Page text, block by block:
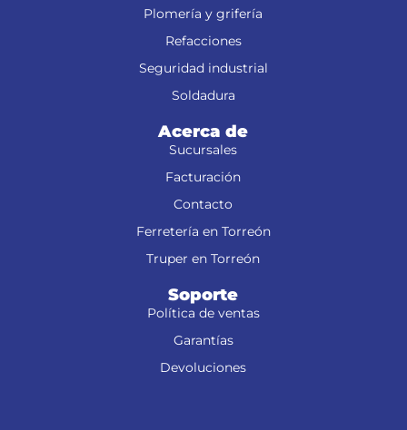
Plomería y grifería
Refacciones
Seguridad industrial
Soldadura
Acerca de
Sucursales
Facturación
Contacto
Ferretería en Torreón
Truper en Torreón
Soporte
Política de ventas
Garantías
Devoluciones